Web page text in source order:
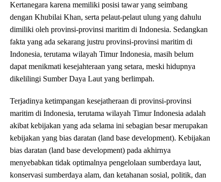
Kertanegara karena memiliki posisi tawar yang seimbang
dengan Khubilai Khan, serta pelaut-pelaut ulung yang dahulu
dimiliki oleh provinsi-provinsi maritim di Indonesia. Sedangkan
fakta yang ada sekarang justru provinsi-provinsi maritim di
Indonesia, terutama wilayah Timur Indonesia, masih belum
dapat menikmati kesejahteraan yang setara, meski hidupnya
dikelilingi Sumber Daya Laut yang berlimpah.
Terjadinya ketimpangan kesejatheraan di provinsi-provinsi
maritim di Indonesia, terutama wilayah Timur Indonesia adalah
akibat kebijakan yang ada selama ini sebagian besar merupakan
kebijakan yang bias daratan (land base development). Kebijakan
bias daratan (land base development) pada akhirnya
menyebabkan tidak optimalnya pengelolaan sumberdaya laut,
konservasi sumberdaya alam, dan ketahanan sosial, politik, dan